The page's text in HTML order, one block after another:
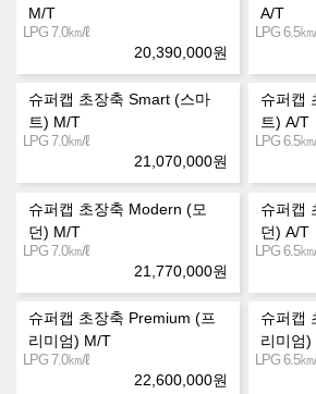
M/T
LPG 7.0㎞/ℓ
20,390,000원
A/T
LPG 6.5㎞
슈퍼캡 초장축 Smart (스마
트) M/T
LPG 7.0㎞/ℓ
21,070,000원
슈퍼캡
트) A/T
LPG 6.5㎞
슈퍼캡 초장축 Modern (모
던) M/T
LPG 7.0㎞/ℓ
21,770,000원
슈퍼캡
던) A/T
LPG 6.5㎞
슈퍼캡 초장축 Premium (프
리미엄) M/T
LPG 7.0㎞/ℓ
22,600,000원
슈퍼캡
리미엄)
LPG 6.5㎞